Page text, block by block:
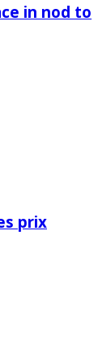
in nod to
prix